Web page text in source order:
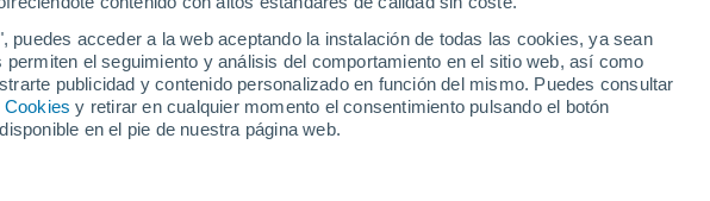
puedes acceder a la web aceptando la instalación de todas las cookies, ya sean
el seguimiento y análisis del comportamiento en el sitio web, así como
publicidad y contenido personalizado en función del mismo. Puedes consultar
y retirar en cualquier momento el consentimiento pulsando el botón
en el pie de nuestra página web.